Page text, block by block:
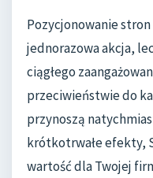
Pozycjonowanie
jednorazowa akcja,
ciągłego
przeciwieństwie do
przynoszą
krótkotrwałe efekty,
wartość dla Twojej